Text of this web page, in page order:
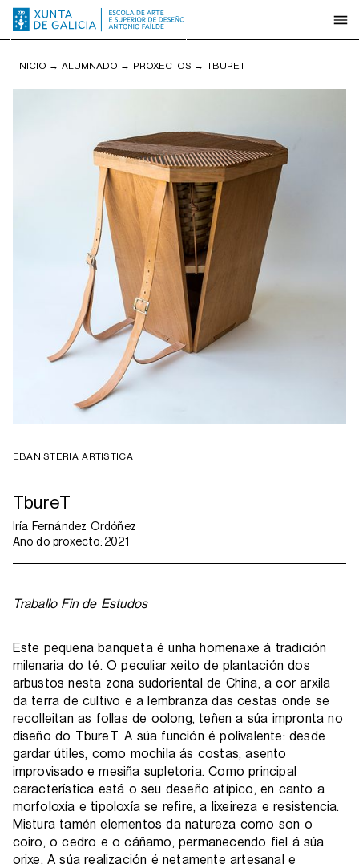
INICIO → ALUMNADO → PROXECTOS → TBURET
EBANISTERÍA ARTÍSTICA
TbureT
Iría Fernández Ordóñez
Ano do proxecto: 2021
Traballo Fin de Estudos
Este pequena banqueta é unha homenaxe á tradición
milenaria do té. O peculiar xeito de plantación dos
arbustos nesta zona sudoriental de China, a cor arxila
da terra de cultivo e a lembranza das cestas onde se
recolleitan as follas de oolong, teñen a súa impronta no
diseño do TbureT. A súa función é polivalente: desde
gardar útiles, como mochila ás costas, asento
improvisado e mesiña supletoria. Como principal
característica está o seu deseño atípico, en canto a
morfoloxía e tipoloxía se refire, a lixeireza e resistencia.
Mistura tamén elementos da natureza como son o
coiro, o cedro e o cáñamo, permanecendo fiel á súa
orixe. A súa realización é netamente artesanal e